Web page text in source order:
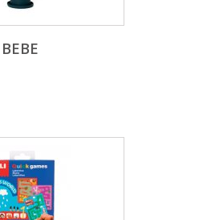
BEBE